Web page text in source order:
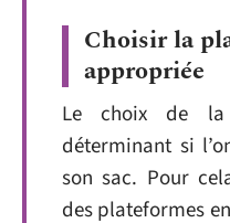
Choisir la
appropriée
Le choix de la
déterminant si
son sac. Pour
des plateformes